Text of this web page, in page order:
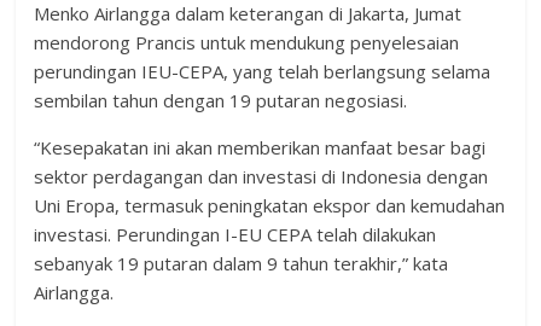
Menko Airlangga dalam keterangan di Jakarta, Jumat
mendorong Prancis untuk mendukung penyelesaian
perundingan IEU-CEPA, yang telah berlangsung selama
sembilan tahun dengan 19 putaran negosiasi.
“Kesepakatan ini akan memberikan manfaat besar bagi
sektor perdagangan dan investasi di Indonesia dengan
Uni Eropa, termasuk peningkatan ekspor dan kemudahan
investasi. Perundingan I-EU CEPA telah dilakukan
sebanyak 19 putaran dalam 9 tahun terakhir,” kata
Airlangga.